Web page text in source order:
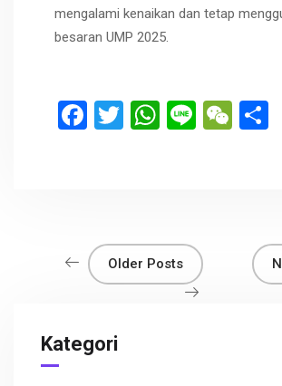
mengalami kenaikan dan tetap
besaran UMP 2025.
F
o
k
T
W
p
p
Li
W
Older Posts
Kategori